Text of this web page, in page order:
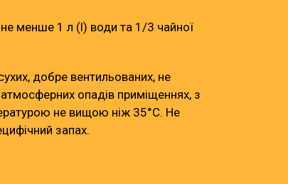
менше 1 л (l) води та 1/3 чайної
добре вентильованих, не
опадів приміщеннях, з
не вищою ніж 35°С. Не
запах.